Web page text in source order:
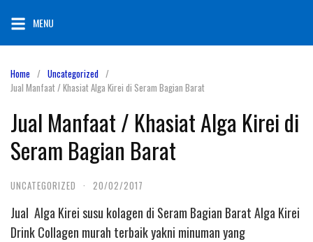
content
MENU
Home
Uncategorized
Jual Manfaat / Khasiat Alga Kirei di Seram Bagian Barat
Jual Manfaat / Khasiat Alga Kirei di
Seram Bagian Barat
UNCATEGORIZED · 20/02/2017
Jual Alga Kirei susu kolagen di Seram Bagian Barat Alga Kirei
Drink Collagen murah terbaik yakni minuman yang